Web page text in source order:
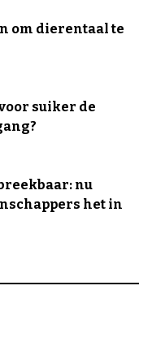
om dierentaal te
suiker de
nu
het in